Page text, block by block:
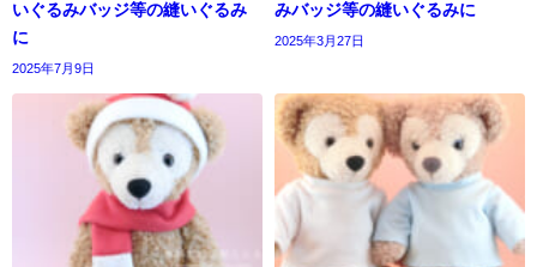
いぐるみバッジ等の縫いぐるみ
に
2025年7月9日
みバッジ等の縫いぐるみに
2025年3月27日